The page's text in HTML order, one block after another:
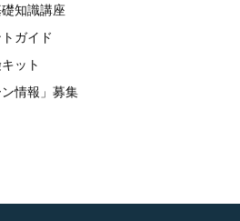
知識講座
ガイド
ット
情報」募集